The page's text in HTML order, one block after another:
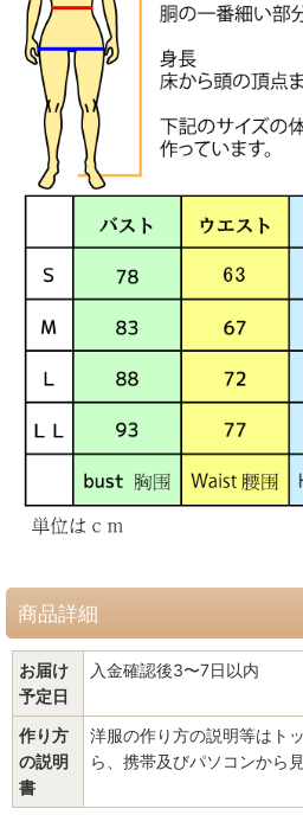
商品詳細
お届け
予定日
入金確認後3〜7日以内
作り方
の説明
書
洋服の作り方の説明等はト
ら、携帯及びパソコンから